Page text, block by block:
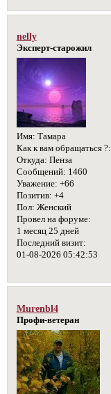
nelly
Эксперт-старожил
Имя: Тамара
Как к вам обращаться ?:
Откуда: Пенза
Сообщений: 1460
Уважение: +66
Позитив: +4
Пол: Женский
Провел на форуме:
1 месяц 25 дней
Последний визит:
01-08-2026 05:42:53
Murenbl4
Профи-ветеран